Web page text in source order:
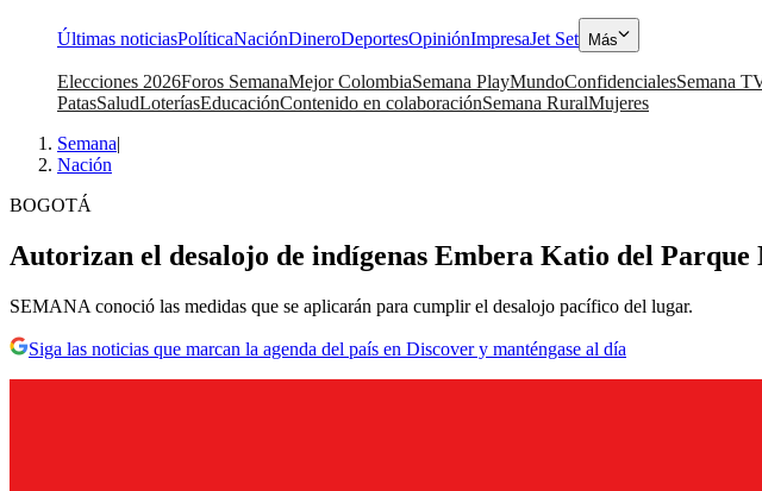
Últimas noticiasPolíticaNaciónDineroDeportesOpiniónImpresaJet Set Más
Elecciones 2026Foros SemanaMejor ColombiaSemana PlayMundoConfidencialesSemana
PatasSaludLoteríasEducaciónContenido en colaboraciónSemana RuralMujeres
Semana|
Nación
BOGOTÁ
Autorizan el desalojo de indígenas Embera Katio del Parque
SEMANA conoció las medidas que se aplicarán para cumplir el desalojo pacífico del lugar.
Siga las noticias que marcan la agenda del país en Discover y manténgase al día